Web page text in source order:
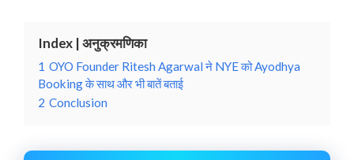
Index | अनुक्रमणिका
1 OYO Founder Ritesh Agarwal ने NYE को Ayodhya
Booking के साथ और भी बातें बताई
2 Conclusion